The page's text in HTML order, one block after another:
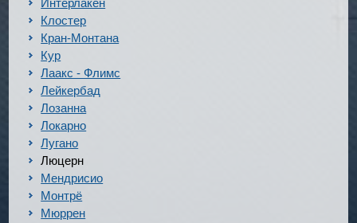
Интерлакен
Клостер
Кран-Монтана
Кур
Лаакс - Флимс
Лейкербад
Лозанна
Локарно
Лугано
Люцерн
Мендрисио
Монтрё
Мюррен